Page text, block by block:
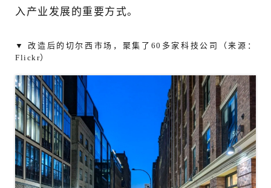
入产业发展的重要方式。
▼ 改造后的切尔西市场，聚集了60多家科技公司（来源：
Flickr）